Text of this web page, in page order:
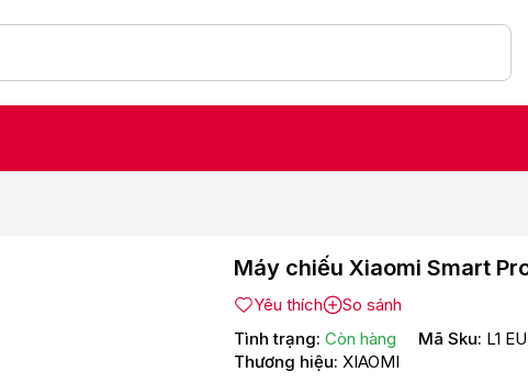
Máy chiếu Xiaomi Smart
Yêu thích
So sánh
Tình trạng: Còn hàng Mã Sku: L1
Thương hiệu: XIAOMI